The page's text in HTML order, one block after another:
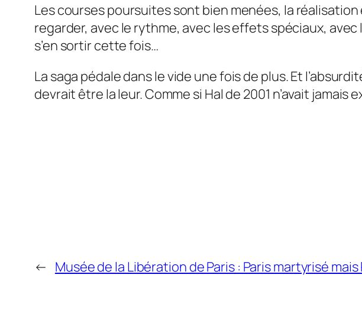
Les courses poursuites sont bien menées, la réalisation
regarder, avec le rythme, avec les effets spéciaux,
s’en sortir cette fois…
La saga pédale dans le vide une fois de plus. Et
devrait être la leur. Comme si Hal de 2001 n’avait jamais
← Musée de la Libération de Paris : Paris martyrisé mais